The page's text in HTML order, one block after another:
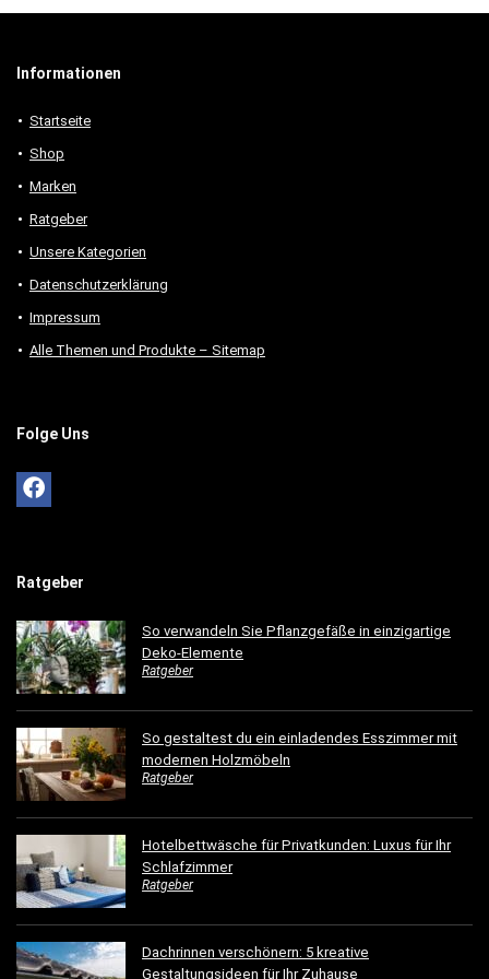
Informationen
Startseite
Shop
Marken
Ratgeber
Unsere Kategorien
Datenschutzerklärung
Impressum
Alle Themen und Produkte – Sitemap
Folge Uns
Ratgeber
So verwandeln Sie Pflanzgefäße in einzigartige
Deko-Elemente
Ratgeber
So gestaltest du ein einladendes Esszimmer mit
modernen Holzmöbeln
Ratgeber
Hotelbettwäsche für Privatkunden: Luxus für Ihr
Schlafzimmer
Ratgeber
Dachrinnen verschönern: 5 kreative
Gestaltungsideen für Ihr Zuhause